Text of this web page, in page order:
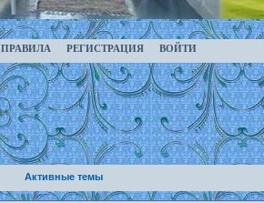
ПРАВИЛА РЕГИСТРАЦИЯ ВОЙТИ
Активные темы